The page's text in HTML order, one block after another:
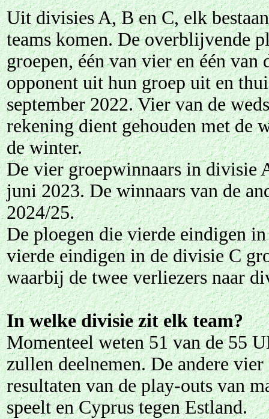
Uit divisies A, B en C, elk
teams komen. De overblijvende
groepen, één van vier en één
opponent uit hun groep uit en
september 2022. Vier van de
rekening dient gehouden met de
de winter.
De vier groepwinnaars in divisie
juni 2023. De winnaars van de
2024/25.
De ploegen die vierde eindigen
vierde eindigen in de divisie C
waarbij de twee verliezers naar
In welke divisie zit elk team?
Momenteel weten 51 van de 55
zullen deelnemen. De andere
resultaten van de play-outs van
speelt en Cyprus tegen Estland.